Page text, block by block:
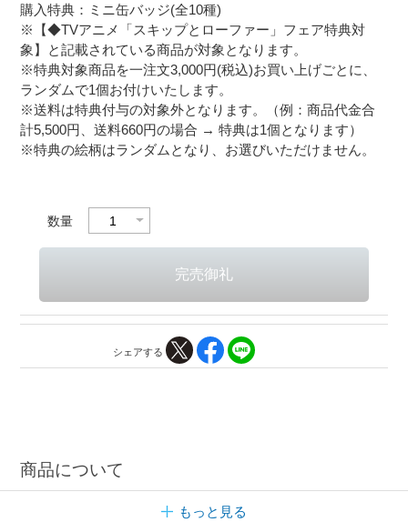
購入特典：ミニ缶バッジ(全10種)
※【◆TVアニメ「スキップとローファー」フェア特典対
象】と記載されている商品が対象となります。
※特典対象商品を一注文3,000円(税込)お買い上げごとに、
ランダムで1個お付けいたします。
※送料は特典付与の対象外となります。（例：商品代金合
計5,500円、送料660円の場合 → 特典は1個となります）
※特典の絵柄はランダムとなり、お選びいただけません。
数量
シェアする
商品について
もっと見る